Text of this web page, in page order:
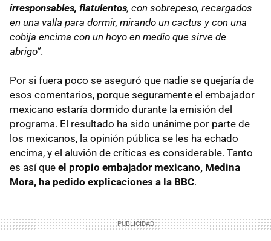
irresponsables, flatulentos, con sobrepeso, recargados
en una valla para dormir, mirando un cactus y con una
cobija encima con un hoyo en medio que sirve de
abrigo”.
Por si fuera poco se aseguró que nadie se quejaría de
esos comentarios, porque seguramente el embajador
mexicano estaría dormido durante la emisión del
programa. El resultado ha sido unánime por parte de
los mexicanos, la opinión pública se les ha echado
encima, y el aluvión de críticas es considerable. Tanto
es así que el propio embajador mexicano, Medina
Mora, ha pedido explicaciones a la BBC.